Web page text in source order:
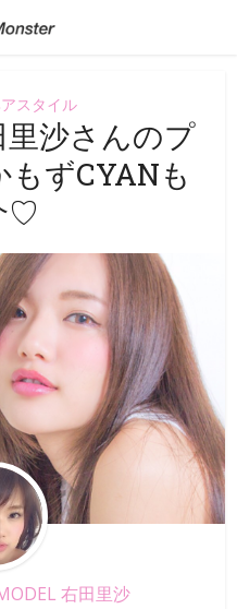
スタイル
里沙さんのプ
ずCYANも
♡
右田里沙